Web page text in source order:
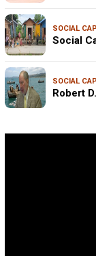
SOCIAL
Social
SOCIAL
Robert